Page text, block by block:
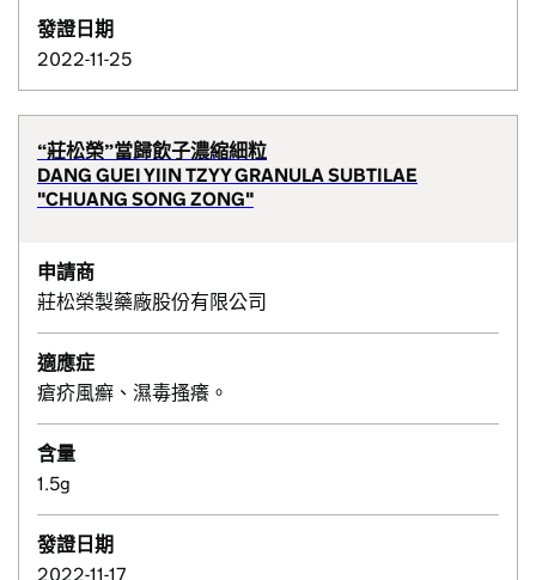
發證日期
2022-11-25
“莊松榮”當歸飲子濃縮細粒
DANG GUEI YIIN TZYY GRANULA SUBTILAE
"CHUANG SONG ZONG"
申請商
莊松榮製藥廠股份有限公司
適應症
瘡疥風癬、濕毒搔癢。
含量
1.5g
發證日期
2022-11-17